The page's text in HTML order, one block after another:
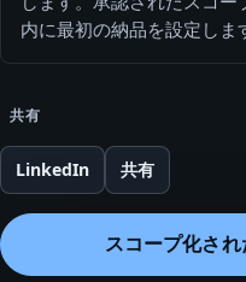
内に最初の納品を設定しま
共有
LinkedIn 共有
スコープ化さ